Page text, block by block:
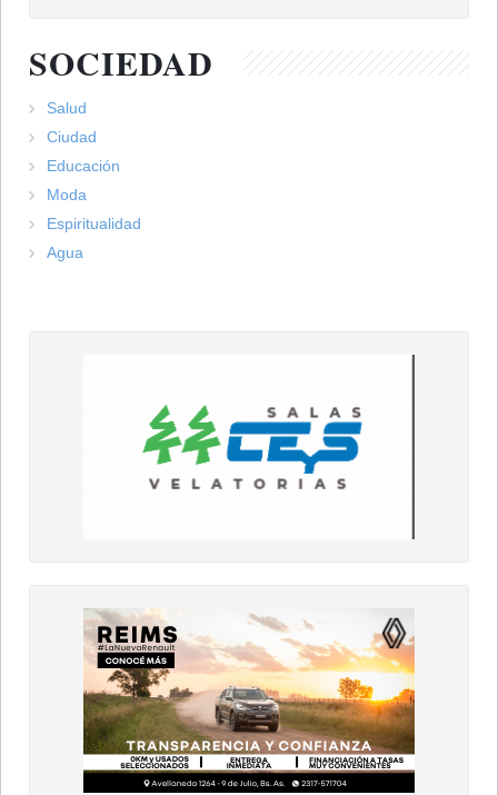
SOCIEDAD
Salud
Ciudad
Educación
Moda
Espiritualidad
Agua